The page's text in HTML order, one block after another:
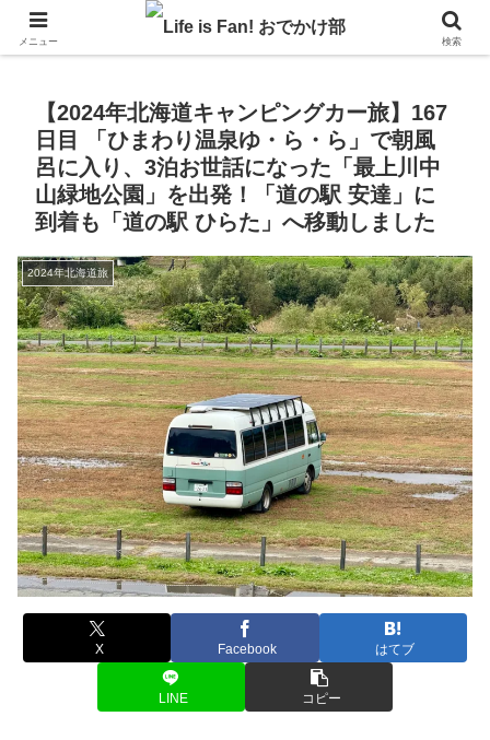
自作キャンピングカーで1年の3分の1を北海道でのんびりバンライフ♪
【2024年北海道キャンピングカー旅】167
日目 「ひまわり温泉ゆ・ら・ら」で朝風
呂に入り、3泊お世話になった「最上川中
山緑地公園」を出発！「道の駅 安達」に
到着も「道の駅 ひらた」へ移動しました
2024年北海道旅
X Facebook はてブ
LINE コピー
メニュー 検索